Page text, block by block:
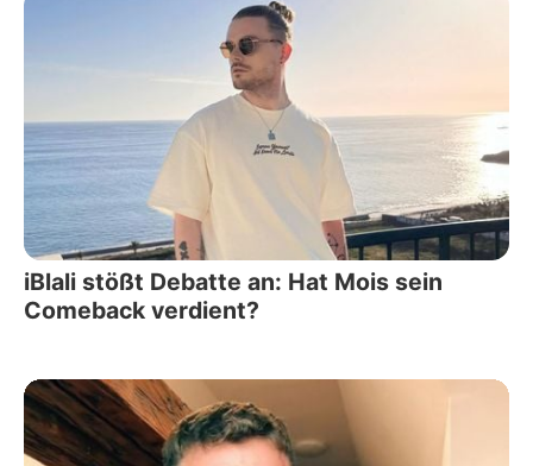
iBlali stößt Debatte an: Hat Mois sein
Comeback verdient?